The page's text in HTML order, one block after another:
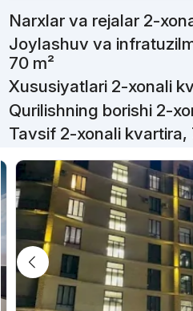
Narxlar va rejalar 2-
Joylashuv va
70 m²
Xususiyatlari 2-xonali
Qurilishning borishi 2-
Tavsif 2-xonali kvartira,